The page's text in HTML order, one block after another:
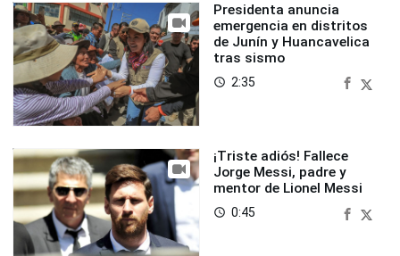
Presidenta anuncia
emergencia en distritos
de Junín y Huancavelica
tras sismo
access_time 2:35
¡Triste adiós! Fallece
Jorge Messi, padre y
mentor de Lionel Messi
access_time 0:45